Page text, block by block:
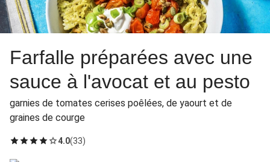
Farfalle préparées avec une
sauce à l'avocat et au pesto
garnies de tomates cerises poêlées, de yaourt et de
graines de courge
4.0(33)